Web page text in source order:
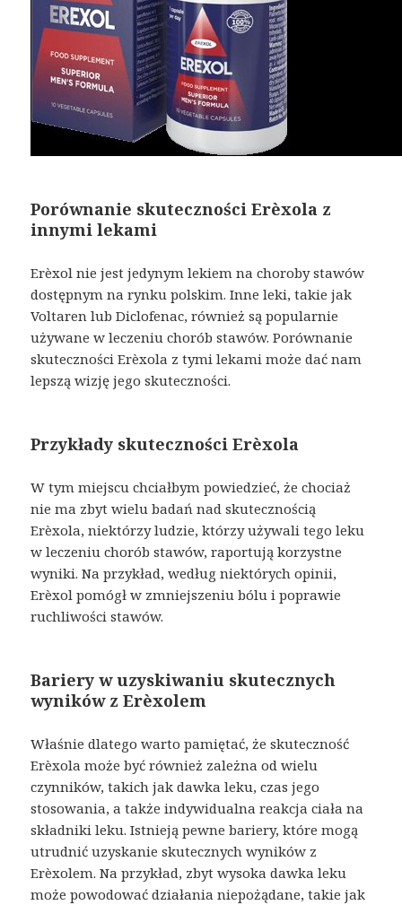
Porównanie skuteczności Erèxola z
innymi lekami
Erèxol nie jest jedynym lekiem na choroby stawów
dostępnym na rynku polskim. Inne leki, takie jak
Voltaren lub Diclofenac, również są popularnie
używane w leczeniu chorób stawów. Porównanie
skuteczności Erèxola z tymi lekami może dać nam
lepszą wizję jego skuteczności.
Przykłady skuteczności Erèxola
W tym miejscu chciałbym powiedzieć, że chociaż
nie ma zbyt wielu badań nad skutecznością
Erèxola, niektórzy ludzie, którzy używali tego leku
w leczeniu chorób stawów, raportują korzystne
wyniki. Na przykład, według niektórych opinii,
Erèxol pomógł w zmniejszeniu bólu i poprawie
ruchliwości stawów.
Bariery w uzyskiwaniu skutecznych
wyników z Erèxolem
Właśnie dlatego warto pamiętać, że skuteczność
Erèxola może być również zależna od wielu
czynników, takich jak dawka leku, czas jego
stosowania, a także indywidualna reakcja ciała na
składniki leku. Istnieją pewne bariery, które mogą
utrudnić uzyskanie skutecznych wyników z
Erèxolem. Na przykład, zbyt wysoka dawka leku
może powodować działania niepożądane, takie jak